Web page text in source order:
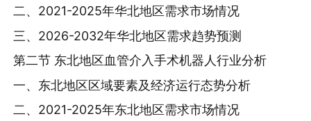
二、2021-2025年华北地区需求市场情况
三、2026-2032年华北地区需求趋势预测
第二节 东北地区血管介入手术机器人行业分析
一、东北地区区域要素及经济运行态势分析
二、2021-2025年东北地区需求市场情况